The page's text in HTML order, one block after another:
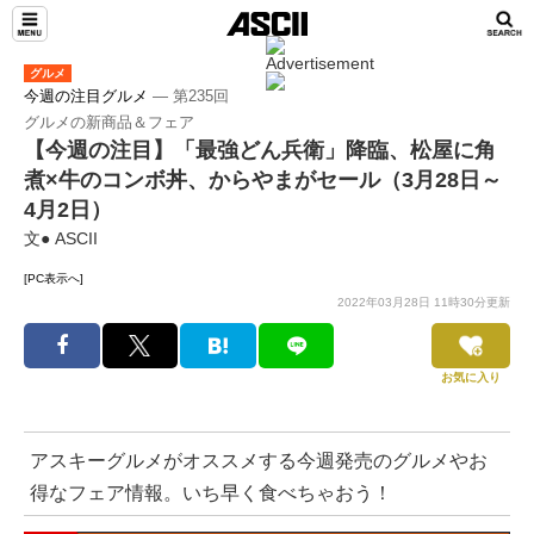
グルメ
今週の注目グルメ ― 第235回
グルメの新商品＆フェア
【今週の注目】「最強どん兵衛」降臨、松屋に角
煮×牛のコンボ丼、からやまがセール（3月28日～
4月2日）
文● ASCII
[PC表示へ]
2022年03月28日 11時30分更新
お気に入り
アスキーグルメがオススメする今週発売のグルメやお
得なフェア情報。いち早く食べちゃおう！